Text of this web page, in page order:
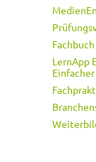
LernApp
Einfacher